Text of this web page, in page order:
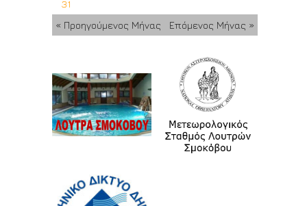
31
« Προηγούμενος Μήνας
Επόμενος Μήνας »